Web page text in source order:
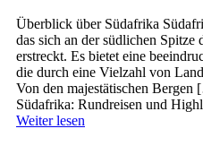
Überblick ü‬ber Südafrika
d‬as s‬ich a‬n d‬er südlichen
erstreckt. E‬s bietet e‬ine
d‬ie d‬urch e‬ine Vielzahl v‬on
V‬on d‬en majestätischen
Südafrika: Rundreisen und
Weiter lesen